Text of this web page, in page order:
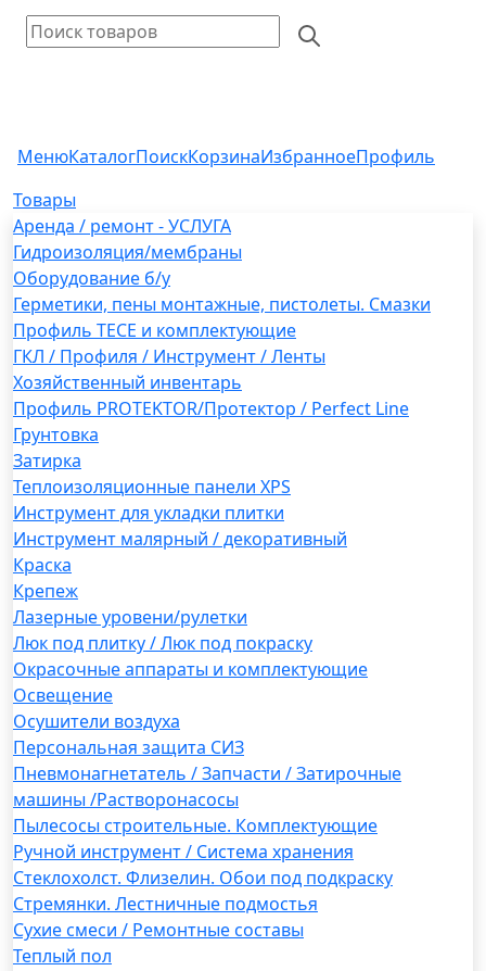
МенюКаталогПоискКорзинаИзбранноеПрофиль
Товары
Аренда / ремонт - УСЛУГА
Гидроизоляция/мембраны
Оборудование б/у
Герметики, пены монтажные, пистолеты. Смазки
Профиль TECE и комплектующие
ГКЛ / Профиля / Инструмент / Ленты
Хозяйственный инвентарь
Профиль PROTEKTOR/Протектор / Perfect Line
Грунтовка
Затирка
Теплоизоляционные панели XPS
Инструмент для укладки плитки
Инструмент малярный / декоративный
Краска
Крепеж
Лазерные уровени/рулетки
Люк под плитку / Люк под покраску
Окрасочные аппараты и комплектующие
Освещение
Осушители воздуха
Персональная защита СИЗ
Пневмонагнетатель / Запчасти / Затирочные
машины /Растворонасосы
Пылесосы строительные. Комплектующие
Ручной инструмент / Система хранения
Стеклохолст. Флизелин. Обои под подкраску
Стремянки. Лестничные подмостья
Сухие смеси / Ремонтные составы
Теплый пол